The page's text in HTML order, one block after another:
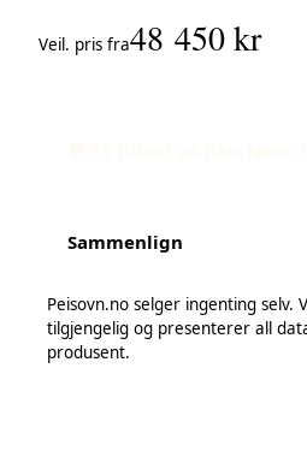
Veil. pris fra48 450 kr
Sammenlign
Peisovn.no selger ingenting selv.
tilgjengelig og presenterer all
produsent.